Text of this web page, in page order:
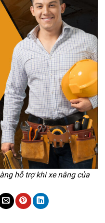
hỗ trợ khi xe nâng của